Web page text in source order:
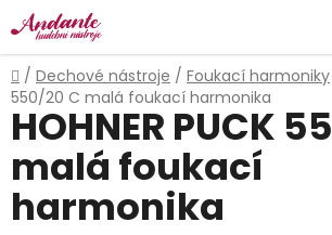
Přejít
na
obsah
Domů
/ Dechové nástroje / Foukací harmoniky
550/20 C malá foukací harmonika
HOHNER PUCK
malá foukací
harmonika